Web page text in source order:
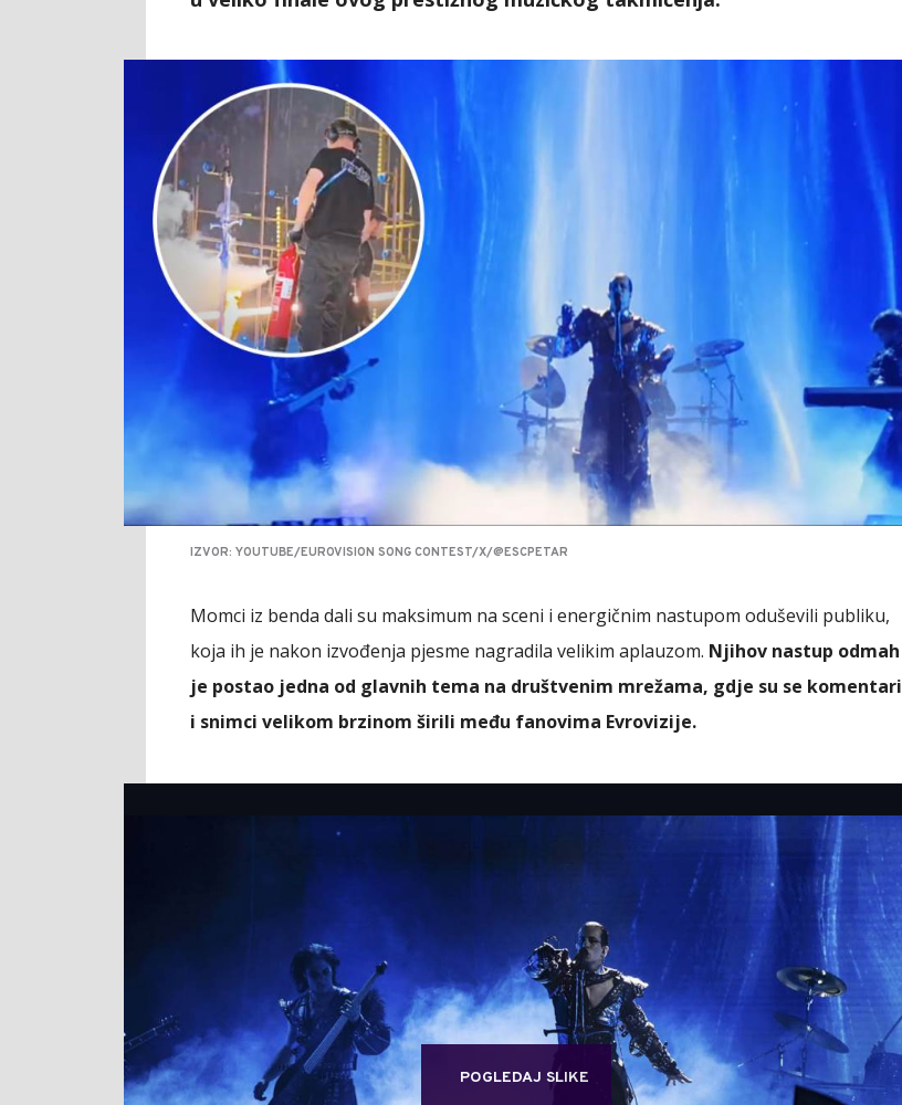
IZVOR: YOUTUBE/EUROVISION SONG CONTEST/X/@ESCPETAR
Momci iz benda dali su maksimum na sceni i energičnim nastupom oduševili publiku,
koja ih je nakon izvođenja pjesme nagradila velikim aplauzom. Njihov nastup odmah
je postao jedna od glavnih tema na društvenim mrežama, gdje su se komentari
i snimci velikom brzinom širili među fanovima Evrovizije.
POGLEDAJ SLIKE